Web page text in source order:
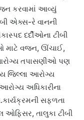
કરવામાં આવ્યું
એક્સ-રે વાનની
દર્દીઓના ટીબી
માટે વજન, ઊંચાઈ,
તપાસણીઓ પણ
જિલ્લા આરોગ્ય
અધિકારીના
સફળતા
ઓફિસર, તાલુકા ટીબી